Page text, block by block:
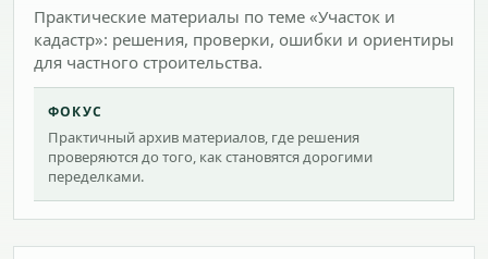
Практические материалы по теме «Участок и
кадастр»: решения, проверки, ошибки и ориентиры
для частного строительства.
ФОКУС
Практичный архив материалов, где решения
проверяются до того, как становятся дорогими
переделками.